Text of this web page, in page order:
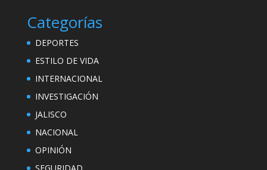
Categorías
DEPORTES
ESTILO DE VIDA
INTERNACIONAL
INVESTIGACIÓN
JALISCO
NACIONAL
OPINIÓN